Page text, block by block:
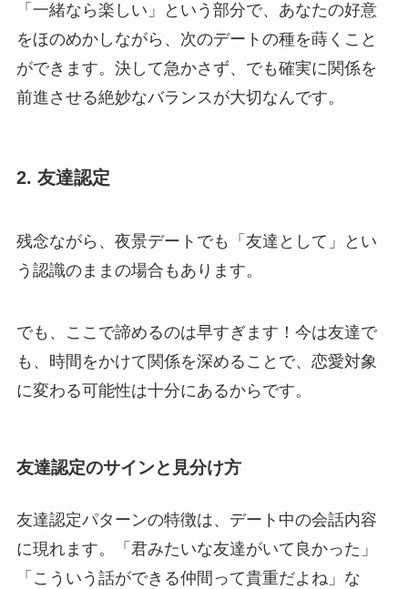
「一緒なら楽しい」という部分で、あなたの好意
をほのめかしながら、次のデートの種を蒔くこと
ができます。決して急かさず、でも確実に関係を
前進させる絶妙なバランスが大切なんです。
2. 友達認定
残念ながら、夜景デートでも「友達として」とい
う認識のままの場合もあります。
でも、ここで諦めるのは早すぎます！今は友達で
も、時間をかけて関係を深めることで、恋愛対象
に変わる可能性は十分にあるからです。
友達認定のサインと見分け方
友達認定パターンの特徴は、デート中の会話内容
に現れます。「君みたいな友達がいて良かった」
「こういう話ができる仲間って貴重だよね」な